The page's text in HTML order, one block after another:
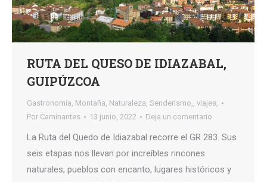
RUTA DEL QUESO DE IDIAZABAL,
GUIPÚZCOA
Gastronomía, Montaña, Naturaleza, Senderismo,, viajes,
Por Caminantes 13 junio, 2022 Deja un comentario
La Ruta del Quedo de Idiazabal recorre el GR 283. Sus
seis etapas nos llevan por increíbles rincones
naturales, pueblos con encanto, lugares históricos y